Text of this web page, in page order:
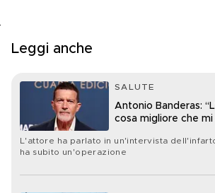
Leggi anche
SALUTE
Antonio Banderas:
cosa migliore che
L'attore ha parlato in un'intervista
ha subito un'operazione